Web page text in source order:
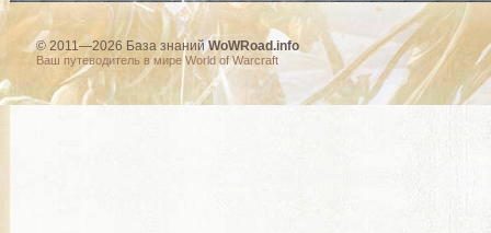
© 2011—2026 База знанийWoWRoad.info
Ваш путеводитель в мире World of Warcraft